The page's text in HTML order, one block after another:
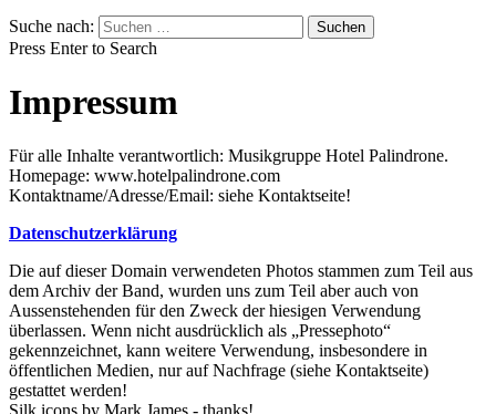
Suche nach:
Press Enter to Search
Impressum
Für alle Inhalte verantwortlich: Musikgruppe Hotel Palindrone.
Homepage: www.hotelpalindrone.com
Kontaktname/Adresse/Email: siehe Kontaktseite!
Datenschutzerklärung
Die auf dieser Domain verwendeten Photos stammen zum Teil aus
dem Archiv der Band, wurden uns zum Teil aber auch von
Aussenstehenden für den Zweck der hiesigen Verwendung
überlassen. Wenn nicht ausdrücklich als „Pressephoto“
gekennzeichnet, kann weitere Verwendung, insbesondere in
öffentlichen Medien, nur auf Nachfrage (siehe Kontaktseite)
gestattet werden!